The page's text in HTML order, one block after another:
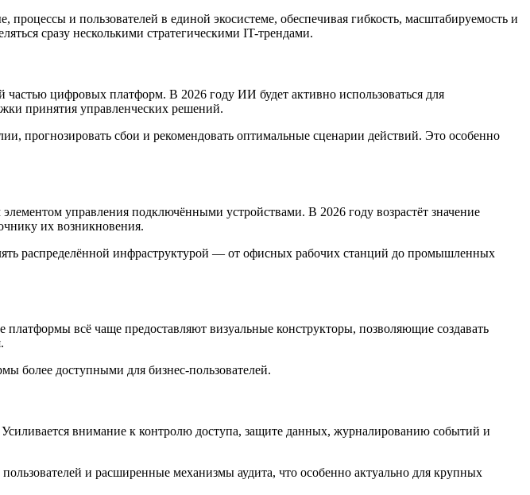
и пользователей в единой экосистеме, обеспечивая гибкость, масштабируемость и
сразу несколькими стратегическими IT-трендами.
цифровых платформ. В 2026 году ИИ будет активно использоваться для
принятия управленческих решений.
прогнозировать сбои и рекомендовать оптимальные сценарии действий. Это особенно
управления подключёнными устройствами. В 2026 году возрастёт значение
их возникновения.
распределённой инфраструктурой — от офисных рабочих станций до промышленных
всё чаще предоставляют визуальные конструкторы, позволяющие создавать
более доступными для бизнес-пользователей.
внимание к контролю доступа, защите данных, журналированию событий и
и расширенные механизмы аудита, что особенно актуально для крупных